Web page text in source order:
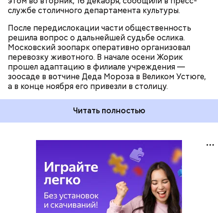
службе столичного департамента культуры.
После передислокации части общественность
решила вопрос о дальнейшей судьбе ослика.
Московский зоопарк оперативно организовал
перевозку животного. В начале осени Жорик
прошел адаптацию в филиале учреждения —
зоосаде в вотчине Деда Мороза в Великом Устюге,
а в конце ноября его привезли в столицу.
Читать полностью